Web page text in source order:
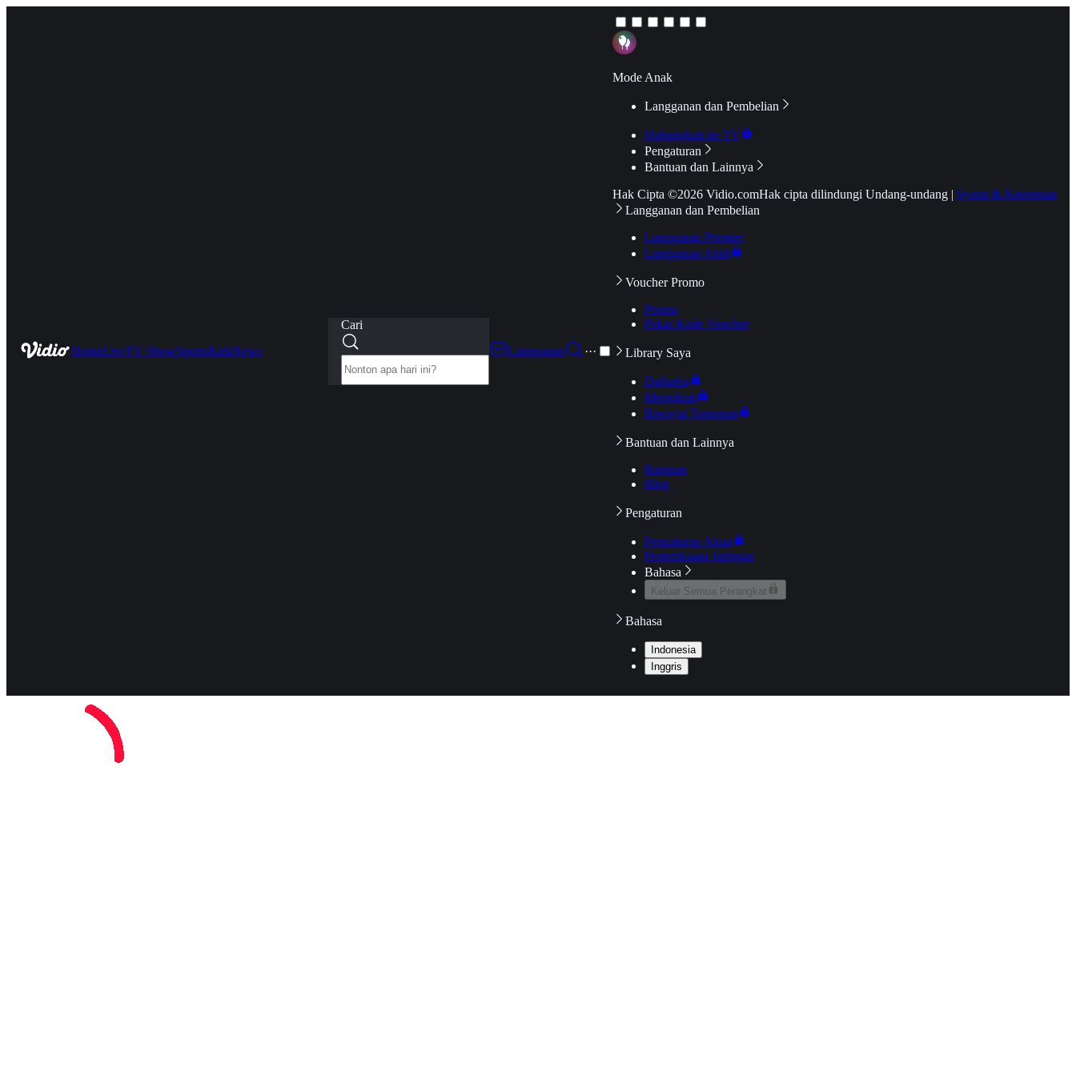
HomeLiveTV ShowSportsKidsNews
Cari
Langganan
···
Mode Anak
Langganan dan Pembelian
Hubungkan ke TV
Pengaturan
Bantuan dan Lainnya
Hak Cipta ©2026 Vidio.comHak cipta dilindungi Undang-undang | Syarat & Ketentuan
Langganan dan Pembelian
Langganan Premier
Langganan Aktif
Voucher Promo
Promo
Pakai Kode Voucher
Library Saya
Daftarku
Mengikuti
Riwayat Tontonan
Bantuan dan Lainnya
Bantuan
Blog
Pengaturan
Pengaturan Akun
Pemeriksaan Jaringan
Bahasa
Keluar Semua Perangkat
Bahasa
Indonesia
Inggris